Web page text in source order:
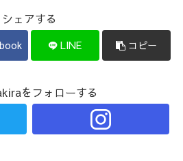
シェアする
LINE コピー
をフォローする